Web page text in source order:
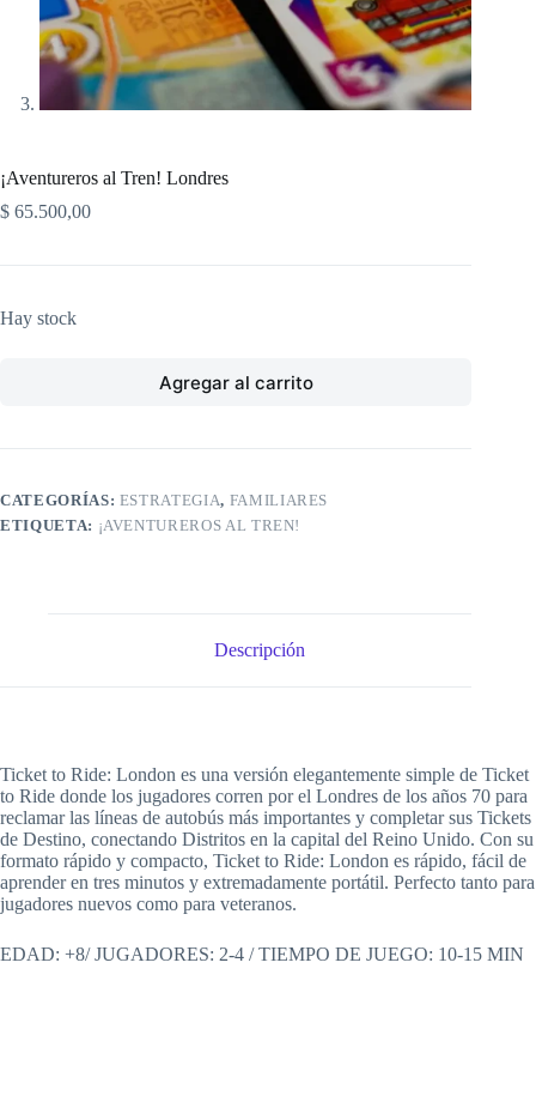
¡Aventureros al Tren! Londres
$ 65.500,00
Hay stock
Agregar al carrito
CATEGORÍAS: ESTRATEGIA, FAMILIARES
ETIQUETA: ¡AVENTUREROS AL TREN!
Descripción
Ticket to Ride: London es una versión elegantemente simple de Ticket
to Ride donde los jugadores corren por el Londres de los años 70 para
reclamar las líneas de autobús más importantes y completar sus Tickets
de Destino, conectando Distritos en la capital del Reino Unido. Con su
formato rápido y compacto, Ticket to Ride: London es rápido, fácil de
aprender en tres minutos y extremadamente portátil. Perfecto tanto para
jugadores nuevos como para veteranos.
EDAD: +8/ JUGADORES: 2-4 / TIEMPO DE JUEGO: 10-15 MIN